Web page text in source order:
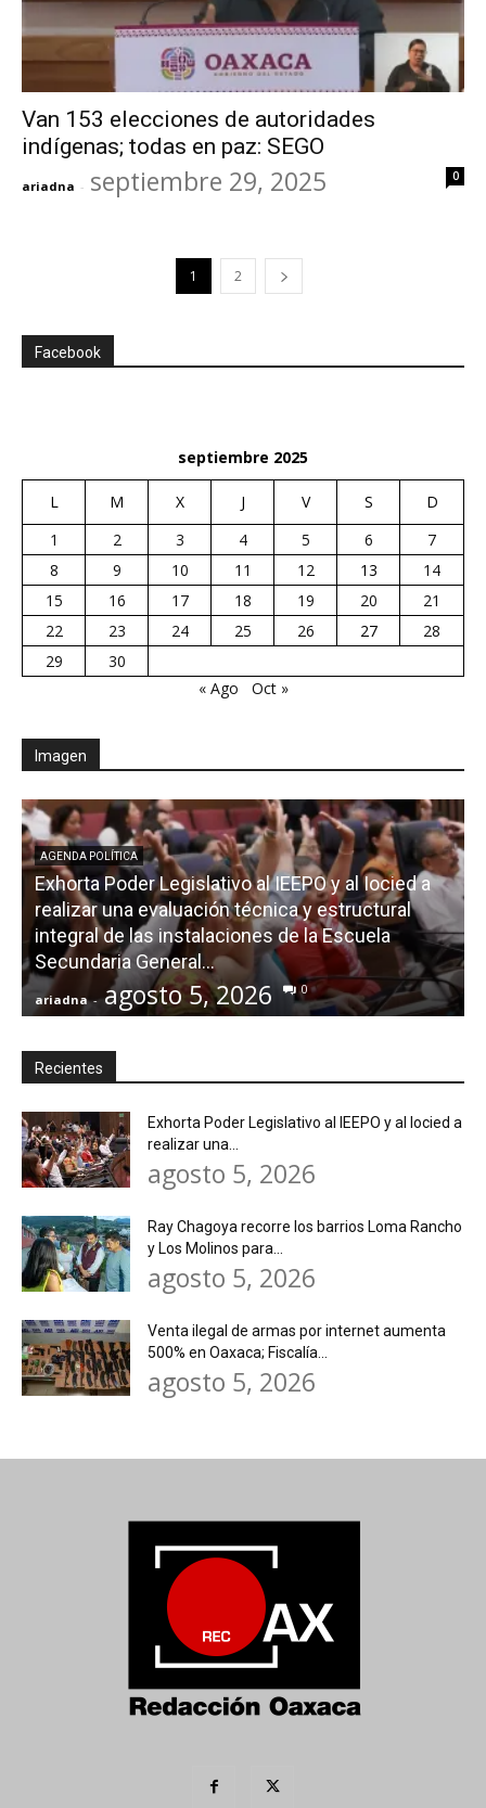
Van 153 elecciones de autoridades
indígenas; todas en paz: SEGO
ariadna - septiembre 29, 2025 0
1 2
Facebook
septiembre 2025
L M X J V S
D
1
2 3 4 5 6
7
8
9 10 11 12 13
14
15
16 17 18 19 20
21
22
23 24 25 26 27
28
29
30
« Ago
Oct »
Imagen
AGENDA POLÍTICA
Exhorta Poder Legislativo al IEEPO y al Iocied a
realizar una evaluación técnica y estructural
integral de las instalaciones de la Escuela
Secundaria General...
ariadna - agosto 5, 2026 0
Recientes
Exhorta Poder Legislativo al IEEPO y al Iocied a
realizar una...
agosto 5, 2026
Ray Chagoya recorre los barrios Loma Rancho
y Los Molinos para...
agosto 5, 2026
Venta ilegal de armas por internet aumenta
500% en Oaxaca; Fiscalía...
agosto 5, 2026